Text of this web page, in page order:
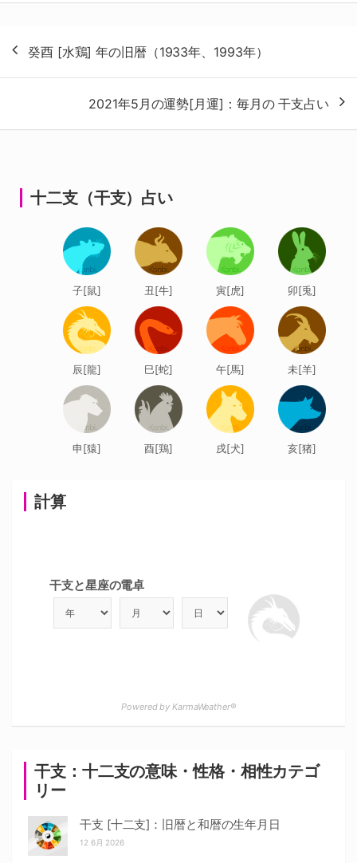
稿
ナ
ゲ
癸酉 [水鶏] 年の旧暦（1933年、1993年）
2021年5月の運勢[月運]：毎月の 干支占い
干支：十二支の意味・性格・相性カテゴ
リー
干支 [十二支]：旧暦と和暦の生年月日
12 6月 2026
計算
干支と星座の電卓
Powered by KarmaWeather®
十二支（干支）占い
子[鼠] 丑[牛] 寅[虎] 卯[兎]
辰[龍] 巳[蛇] 午[馬] 未[羊]
申[猿] 酉[鶏] 戌[犬] 亥[猪]